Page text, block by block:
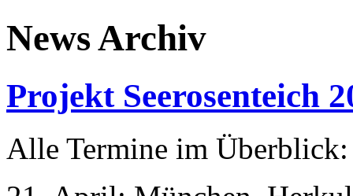
News Archiv
Projekt Seerosenteich
Alle Termine im Überblick: